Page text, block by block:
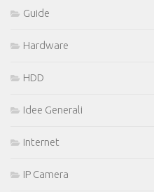
Guide
Hardware
HDD
Idee Generali
Internet
IP Camera